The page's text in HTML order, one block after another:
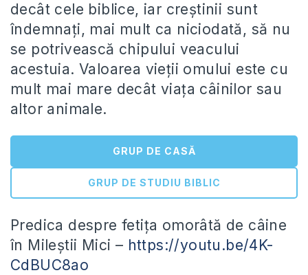
decât cele biblice, iar creștinii sunt
îndemnați, mai mult ca niciodată, să nu
se potrivească chipului veacului
acestuia. Valoarea vieții omului este cu
mult mai mare decât viața câinilor sau
altor animale.
GRUP DE CASĂ
GRUP DE STUDIU BIBLIC
Predica despre fetița omorâtă de câine
în Mileștii Mici – https://youtu.be/4K-
CdBUC8ao